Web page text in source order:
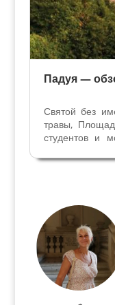
Падуя —
Святой без
травы,
студентов и